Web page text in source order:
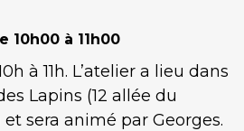
10h00 à 11h00
à 11h. L’atelier a lieu dans
Lapins (12 allée du
sera animé par Georges.